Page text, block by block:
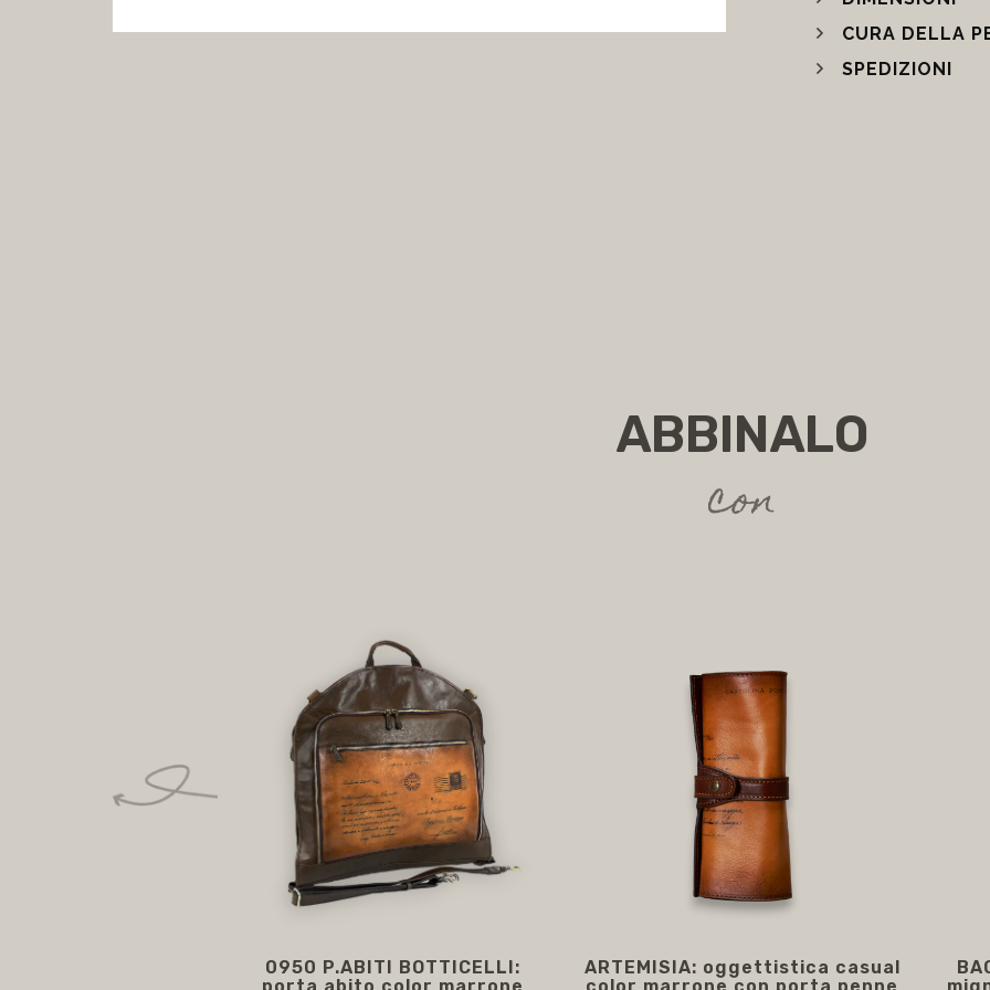
CURA DELLA
SPEDIZIONI
ABBINALO
con
0950 P.ABITI BOTTICELLI:
porta abito color marrone
ARTEMISIA: oggettistica casual
color marrone con porta penne